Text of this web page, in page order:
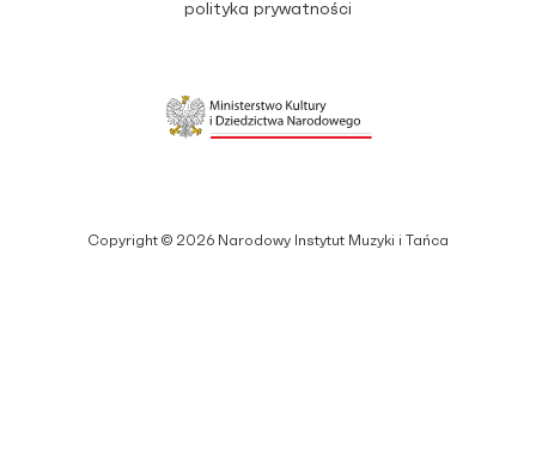
Copyright © 2026 Narodowy Instytut Muzyki i Tańca
polityka prywatności